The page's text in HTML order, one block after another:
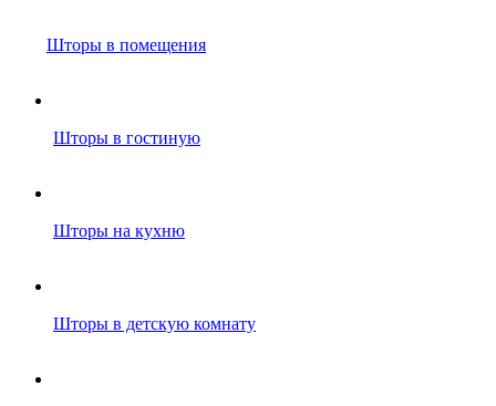
Шторы в помещения
Шторы в гостиную
Шторы на кухню
Шторы в детскую комнату